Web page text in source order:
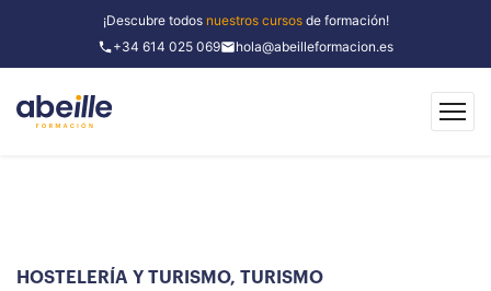
¡Descubre todos nuestros cursosde formación!
+34 614 025 069
hola@abeilleformacion.es
HOSTELERÍA Y TURISMO, TURISMO